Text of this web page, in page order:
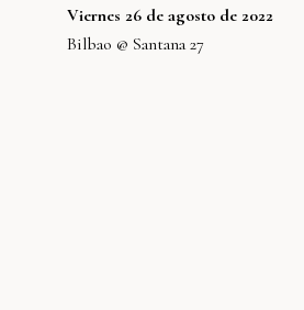
Viernes 26 de agosto de 2022
Bilbao @ Santana 27